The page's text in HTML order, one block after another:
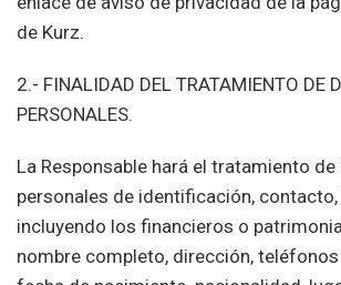
de Kurz.
2.- FINALIDAD DEL TRATAMIENTO DE
PERSONALES.
La Responsable hará el tratamiento
personales de identificación, contacto,
incluyendo los financieros o
nombre completo, dirección,